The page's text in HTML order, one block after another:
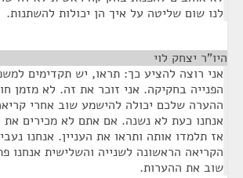
לנו שום שליטה על איך הן יכולות להשתנות.
היו"ר יצחק לוי
אני רוצה להציע כך: תראו, יש תקדימים
הפנייה בחקיקה. אני זוכר את זה. לא מזמן
ההערה שלכם יכולה להישמע שוב אחרי
אנחנו כעת לא נשנה. אם אתם לא מכירים
אז תלמדו אותה ותראו את העניין. אנחנו
הקריאה הראשונה לשנייה והשלישית אנחנו
שוב את ההערות.